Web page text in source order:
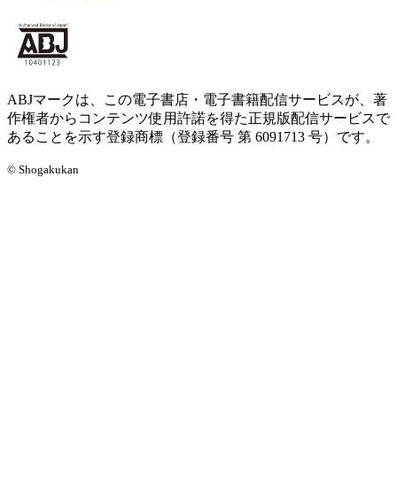
ABJマークは、この電子書店・電子書籍配信サービスが、著
作権者からコンテンツ使用許諾を得た正規版配信サービスで
あることを示す登録商標（登録番号 第 6091713 号）です。
© Shogakukan